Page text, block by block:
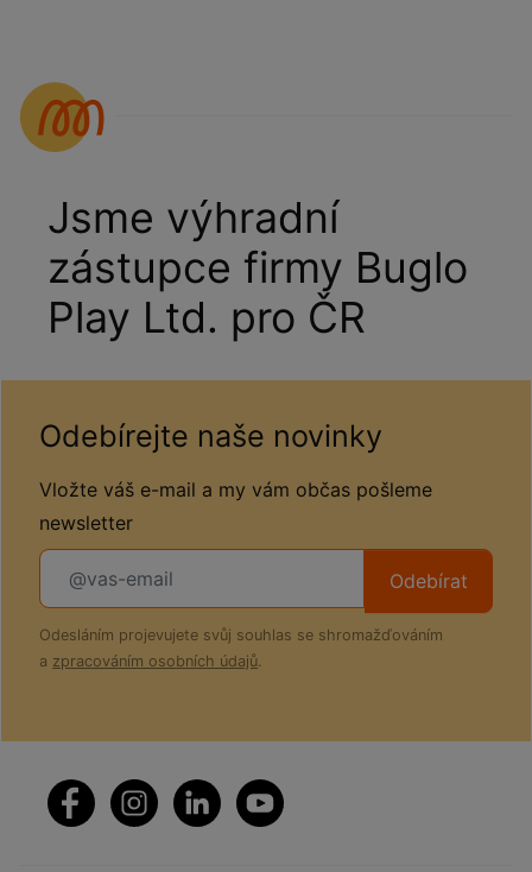
Jsme výhradní
zástupce firmy Buglo
Play Ltd. pro ČR
Odebírejte naše novinky
Vložte váš e-mail a my vám občas pošleme
newsletter
Odebírat
Odesláním projevujete svůj souhlas se shromažďováním
a zpracováním osobních údajů.